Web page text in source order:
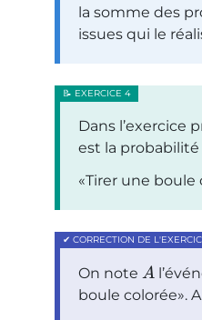
la somme des
issues qui le
Dans l’exercice
est la
Tirer une boule
On note A
boule colorée .